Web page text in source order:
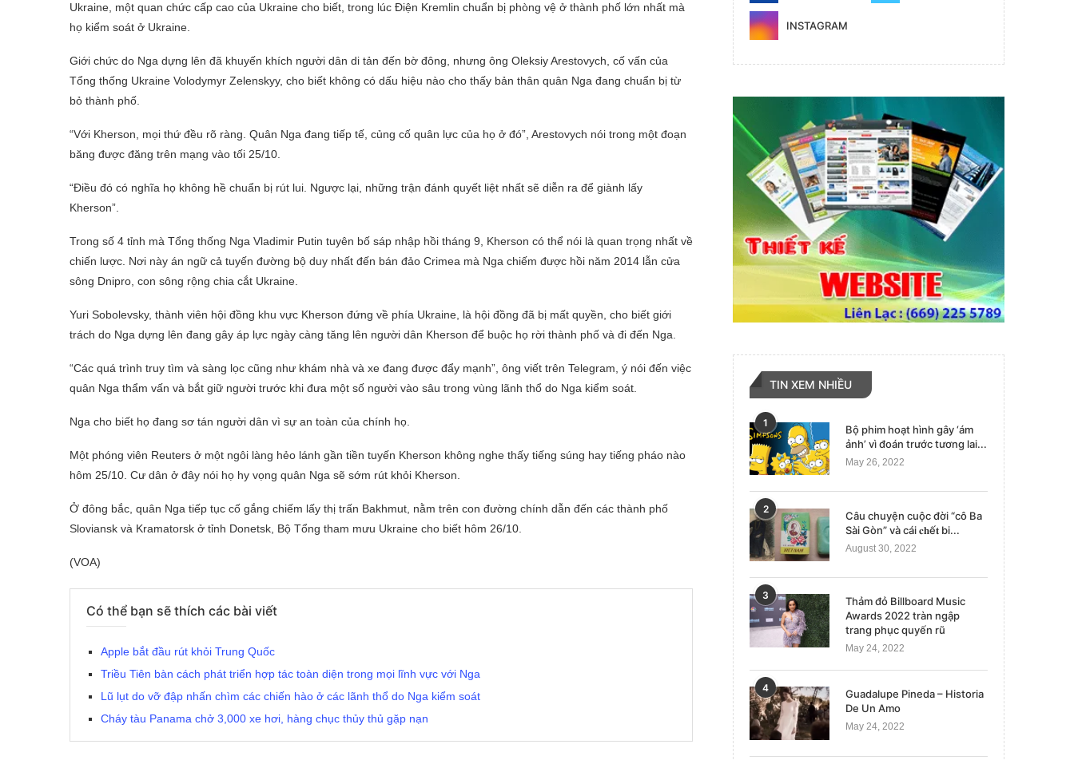
Ukraine, một quan chức cấp cao của Ukraine cho biết, trong lúc Điện Kremlin chuẩn bị phòng vệ ở thành phố lớn nhất mà
họ kiểm soát ở Ukraine.
Giới chức do Nga dựng lên đã khuyến khích người dân di tản đến bờ đông, nhưng ông Oleksiy Arestovych, cố vấn của
Tổng thống Ukraine Volodymyr Zelenskyy, cho biết không có dấu hiệu nào cho thấy bản thân quân Nga đang chuẩn bị từ
bỏ thành phố.
“Với Kherson, mọi thứ đều rõ ràng. Quân Nga đang tiếp tế, củng cố quân lực của họ ở đó”, Arestovych nói trong một đoạn
băng được đăng trên mạng vào tối 25/10.
“Điều đó có nghĩa họ không hề chuẩn bị rút lui. Ngược lại, những trận đánh quyết liệt nhất sẽ diễn ra để giành lấy
Kherson”.
Trong số 4 tỉnh mà Tổng thống Nga Vladimir Putin tuyên bố sáp nhập hồi tháng 9, Kherson có thể nói là quan trọng nhất về
chiến lược. Nơi này án ngữ cả tuyến đường bộ duy nhất đến bán đảo Crimea mà Nga chiếm được hồi năm 2014 lẫn cửa
sông Dnipro, con sông rộng chia cắt Ukraine.
Yuri Sobolevsky, thành viên hội đồng khu vực Kherson đứng về phía Ukraine, là hội đồng đã bị mất quyền, cho biết giới
trách do Nga dựng lên đang gây áp lực ngày càng tăng lên người dân Kherson để buộc họ rời thành phố và đi đến Nga.
“Các quá trình truy tìm và sàng lọc cũng như khám nhà và xe đang được đẩy mạnh”, ông viết trên Telegram, ý nói đến việc
quân Nga thẩm vấn và bắt giữ người trước khi đưa một số người vào sâu trong vùng lãnh thổ do Nga kiểm soát.
Nga cho biết họ đang sơ tán người dân vì sự an toàn của chính họ.
Một phóng viên Reuters ở một ngôi làng hẻo lánh gần tiền tuyến Kherson không nghe thấy tiếng súng hay tiếng pháo nào
hôm 25/10. Cư dân ở đây nói họ hy vọng quân Nga sẽ sớm rút khỏi Kherson.
Ở đông bắc, quân Nga tiếp tục cố gắng chiếm lấy thị trấn Bakhmut, nằm trên con đường chính dẫn đến các thành phố
Sloviansk và Kramatorsk ở tỉnh Donetsk, Bộ Tổng tham mưu Ukraine cho biết hôm 26/10.
(VOA)
Có thể bạn sẽ thích các bài viết
Apple bắt đầu rút khỏi Trung Quốc
Triều Tiên bàn cách phát triển hợp tác toàn diện trong mọi lĩnh vực với Nga
Lũ lụt do vỡ đập nhấn chìm các chiến hào ở các lãnh thổ do Nga kiểm soát
Cháy tàu Panama chở 3,000 xe hơi, hàng chục thủy thủ gặp nạn
INSTAGRAM
TIN XEM NHIỀU
1
Bộ phim hoạt hình gây ‘ám
ảnh’ vì đoán trước tương lai...
May 26, 2022
2
Câu chuyện cuộc đời “cô Ba
Sài Gòn” và cái 𝐜𝐡ế𝐭 bi...
August 30, 2022
3
Thảm đỏ Billboard Music
Awards 2022 tràn ngập
trang phục quyến rũ
May 24, 2022
4
Guadalupe Pineda – Historia
De Un Amo
May 24, 2022